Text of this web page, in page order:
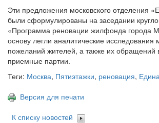
Эти предложения московского отделения
были сформулированы на заседании
«Программа реновации жилфонда города
основу легли аналитические исследования
пожеланий жителей, а также их обращений
приемные партии.
Теги: Москва, Пятиэтажки, реновация,
Версия для печати
К списку новостей